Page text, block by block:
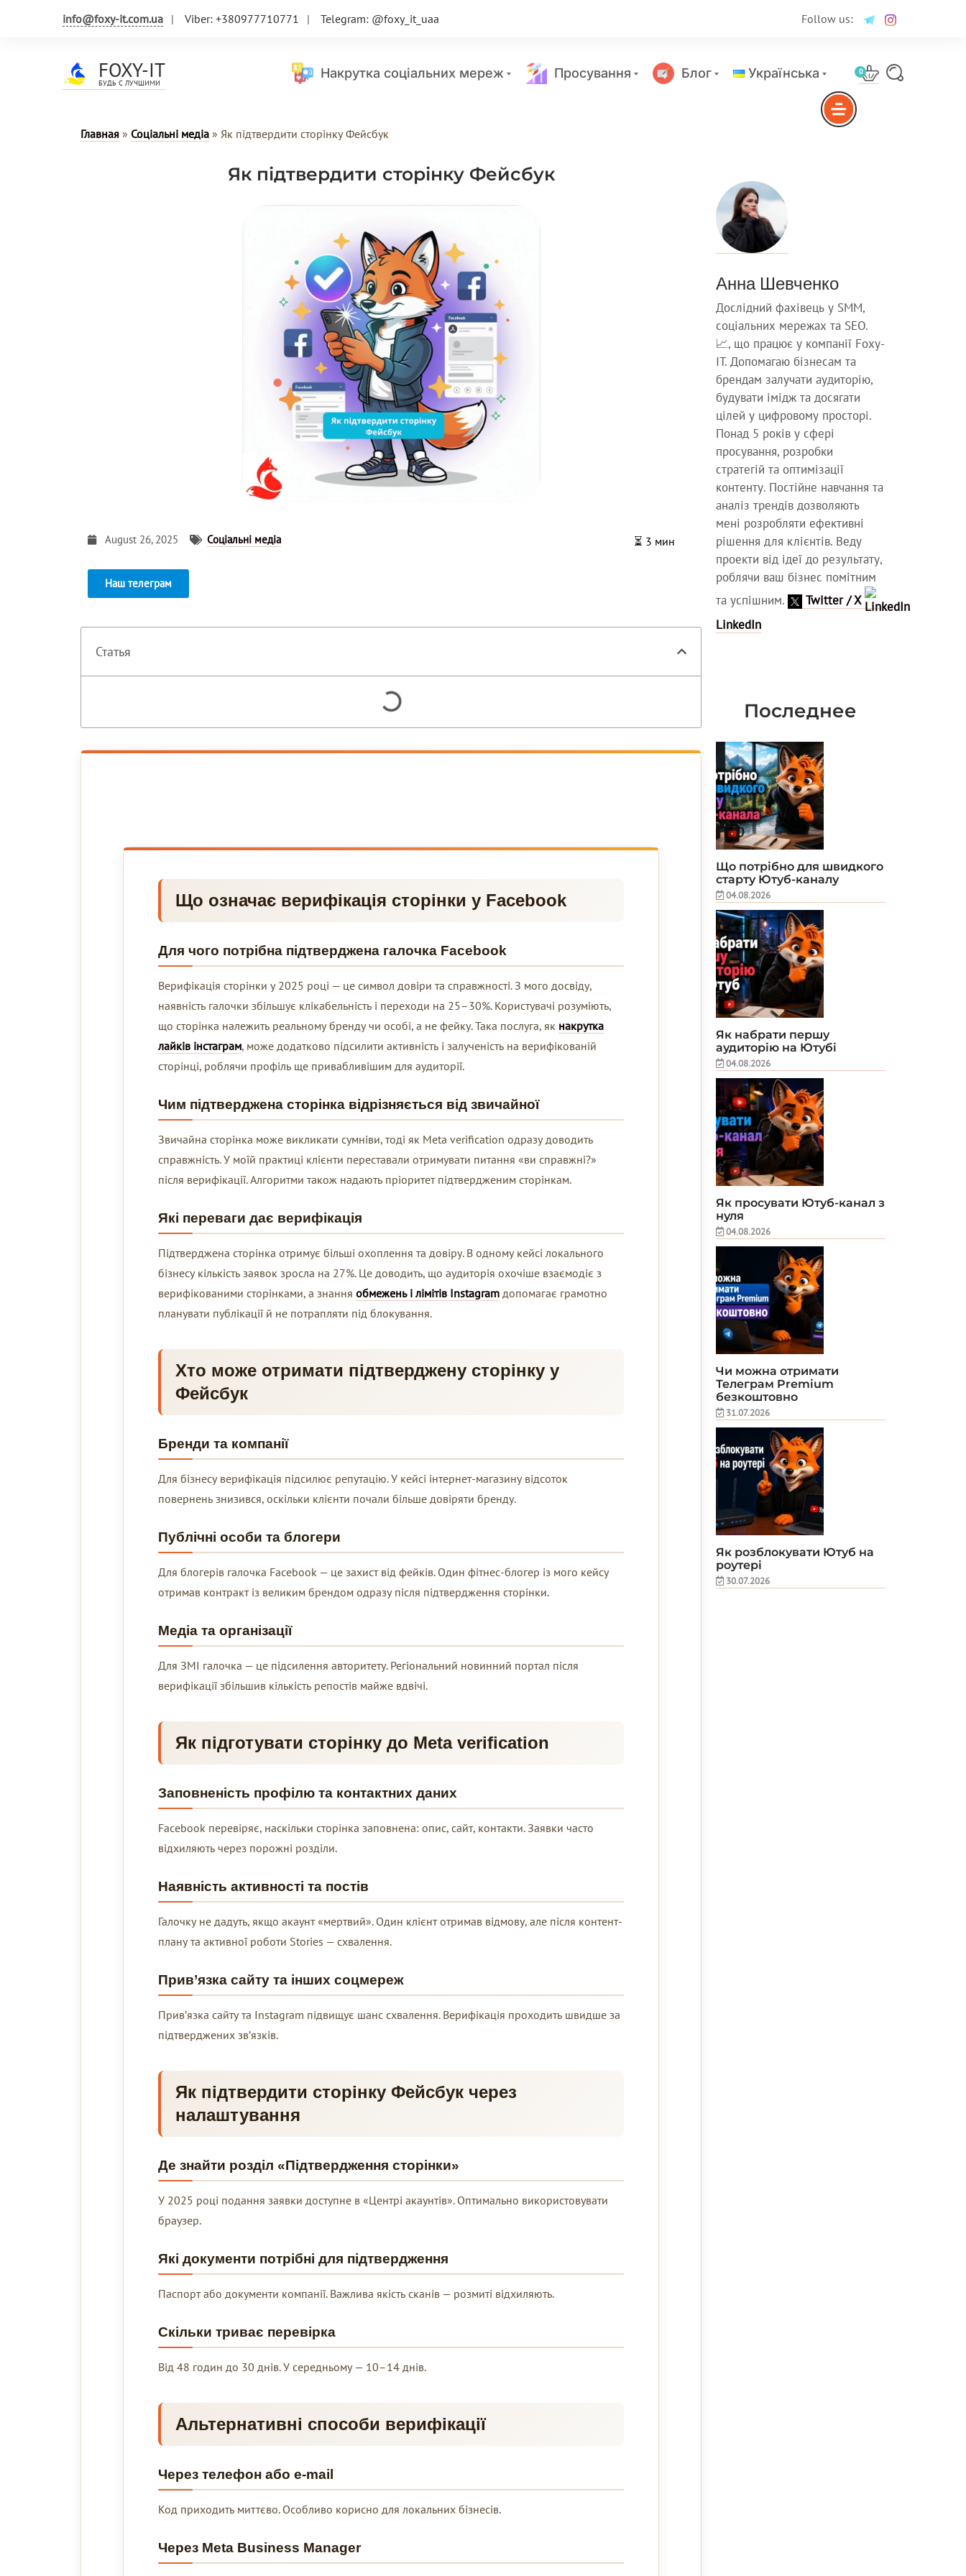
info@foxy-it.com.ua Viber: +380977710771 Telegram: @foxy_it_uaa Follow us:
FOXY-IT
БУДЬ С ЛУЧШИМИ
Накрутка соціальних мереж Просування Блог Українська 0
Главная » Соціальні медіа » Як підтвердити сторінку Фейсбук
Як підтвердити сторінку Фейсбук
August 26, 2025 Соціальні медіа
Наш телеграм
⏳ 3 мин
Статья
Що означає верифікація сторінки у Facebook
Для чого потрібна підтверджена галочка Facebook
Верифікація сторінки у 2025 році — це символ довіри та справжності. З мого досвіду,
наявність галочки збільшує клікабельність і переходи на 25–30%. Користувачі розуміють,
що сторінка належить реальному бренду чи особі, а не фейку. Така послуга, як накрутка
лайків інстаграм, може додатково підсилити активність і залученість на верифікованій
сторінці, роблячи профіль ще привабливішим для аудиторії.
Чим підтверджена сторінка відрізняється від звичайної
Звичайна сторінка може викликати сумніви, тоді як Meta verification одразу доводить
справжність. У моїй практиці клієнти переставали отримувати питання «ви справжні?»
після верифікації. Алгоритми також надають пріоритет підтвердженим сторінкам.
Які переваги дає верифікація
Підтверджена сторінка отримує більші охоплення та довіру. В одному кейсі локального
бізнесу кількість заявок зросла на 27%. Це доводить, що аудиторія охочіше взаємодіє з
верифікованими сторінками, а знання обмежень і лімітів Instagram допомагає грамотно
планувати публікації й не потрапляти під блокування.
Хто може отримати підтверджену сторінку у
Фейсбук
Бренди та компанії
Для бізнесу верифікація підсилює репутацію. У кейсі інтернет-магазину відсоток
повернень знизився, оскільки клієнти почали більше довіряти бренду.
Публічні особи та блогери
Для блогерів галочка Facebook — це захист від фейків. Один фітнес-блогер із мого кейсу
отримав контракт із великим брендом одразу після підтвердження сторінки.
Медіа та організації
Для ЗМІ галочка — це підсилення авторитету. Регіональний новинний портал після
верифікації збільшив кількість репостів майже вдвічі.
Як підготувати сторінку до Meta verification
Заповненість профілю та контактних даних
Facebook перевіряє, наскільки сторінка заповнена: опис, сайт, контакти. Заявки часто
відхиляють через порожні розділи.
Наявність активності та постів
Галочку не дадуть, якщо акаунт «мертвий». Один клієнт отримав відмову, але після контент-
плану та активної роботи Stories — схвалення.
Прив’язка сайту та інших соцмереж
Прив’язка сайту та Instagram підвищує шанс схвалення. Верифікація проходить швидше за
підтверджених зв’язків.
Як підтвердити сторінку Фейсбук через
налаштування
Де знайти розділ «Підтвердження сторінки»
У 2025 році подання заявки доступне в «Центрі акаунтів». Оптимально використовувати
браузер.
Які документи потрібні для підтвердження
Паспорт або документи компанії. Важлива якість сканів — розмиті відхиляють.
Скільки триває перевірка
Від 48 годин до 30 днів. У середньому — 10–14 днів.
Альтернативні способи верифікації
Через телефон або e-mail
Код приходить миттєво. Особливо корисно для локальних бізнесів.
Через Meta Business Manager
Анна Шевченко
Дослідний фахівець у SMM,
соціальних мережах та SEO.
📈, що працює у компанії Foxy-
IT. Допомагаю бізнесам та
брендам залучати аудиторію,
будувати імідж та досягати
цілей у цифровому просторі.
Понад 5 років у сфері
просування, розробки
стратегій та оптимізації
контенту. Постійне навчання та
аналіз трендів дозволяють
мені розробляти ефективні
рішення для клієнтів. Веду
проекти від ідеї до результату,
роблячи ваш бізнес помітним
та успішним.
Twitter / X
LinkedIn
Последнее
Що потрібно для швидкого
старту Ютуб-каналу
04.08.2026
Як набрати першу
аудиторію на Ютубі
04.08.2026
Як просувати Ютуб-канал з
нуля
04.08.2026
Чи можна отримати
Телеграм Premium
безкоштовно
31.07.2026
Як розблокувати Ютуб на
роутері
30.07.2026